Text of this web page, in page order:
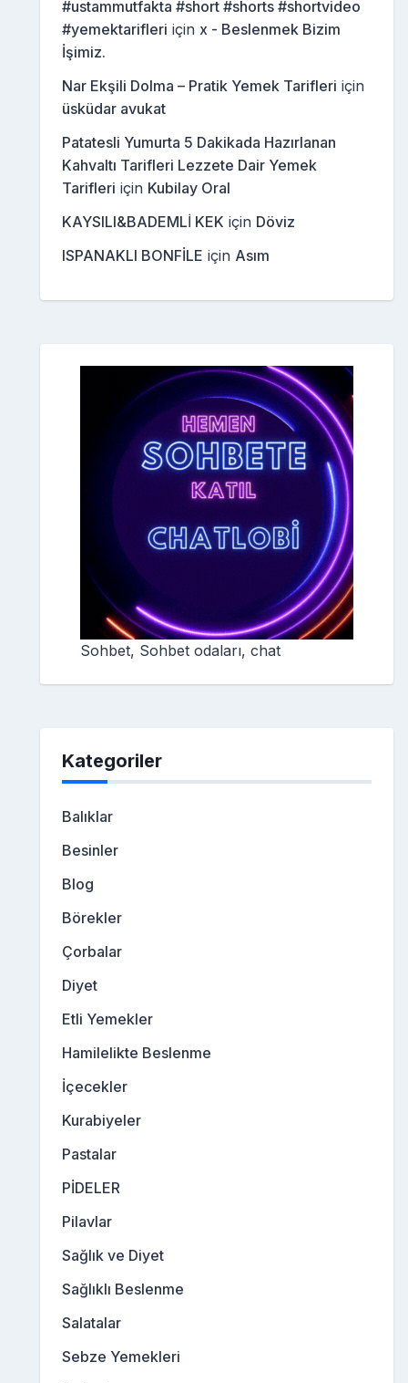
#ustammutfakta #short #shorts #shortvideo
#yemektarifleri için x - Beslenmek Bizim
İşimiz.
Nar Ekşili Dolma – Pratik Yemek Tarifleri için
üsküdar avukat
Patatesli Yumurta 5 Dakikada Hazırlanan
Kahvaltı Tarifleri Lezzete Dair Yemek
Tarifleri için Kubilay Oral
KAYSILI&BADEMLİ KEK için Döviz
ISPANAKLI BONFİLE için Asım
Sohbet, Sohbet odaları, chat
Kategoriler
Balıklar
Besinler
Blog
Börekler
Çorbalar
Diyet
Etli Yemekler
Hamilelikte Beslenme
İçecekler
Kurabiyeler
Pastalar
PİDELER
Pilavlar
Sağlık ve Diyet
Sağlıklı Beslenme
Salatalar
Sebze Yemekleri